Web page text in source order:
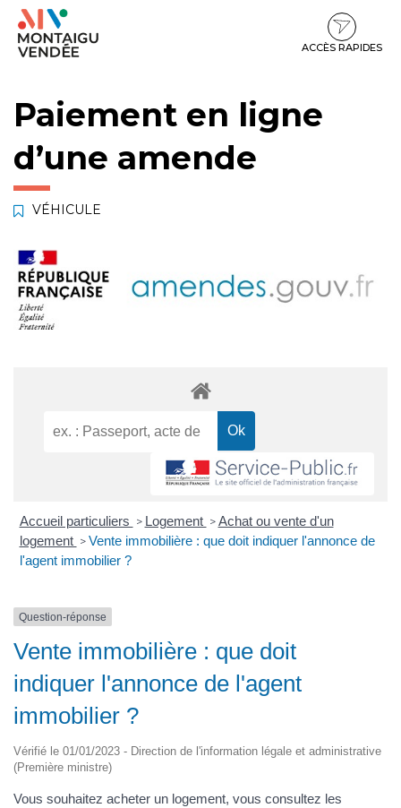
Gestion des traceurs
Aller
Aller
contenu
Aller
pied
ACCÈS RAPIDES
Paiement en ligne
d’une amende
VÉHICULE
Accueil particuliers > Logement > Achat ou vente d'un
logement > Vente immobilière : que doit indiquer l'annonce de
l'agent immobilier ?
Question-réponse
Vente immobilière : que doit
indiquer l'annonce de l'agent
immobilier ?
Vérifié le 01/01/2023 - Direction de l'information légale et administrative
(Première ministre)
Vous souhaitez acheter un logement, vous consultez les